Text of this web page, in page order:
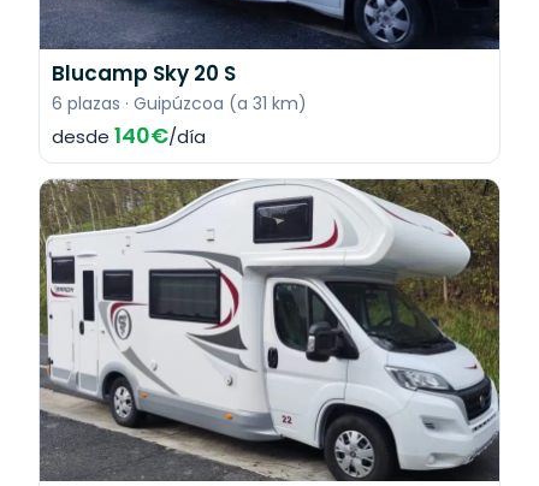
Blucamp Sky 20 S
6 plazas · Guipúzcoa (a 31 km)
desde140€/día